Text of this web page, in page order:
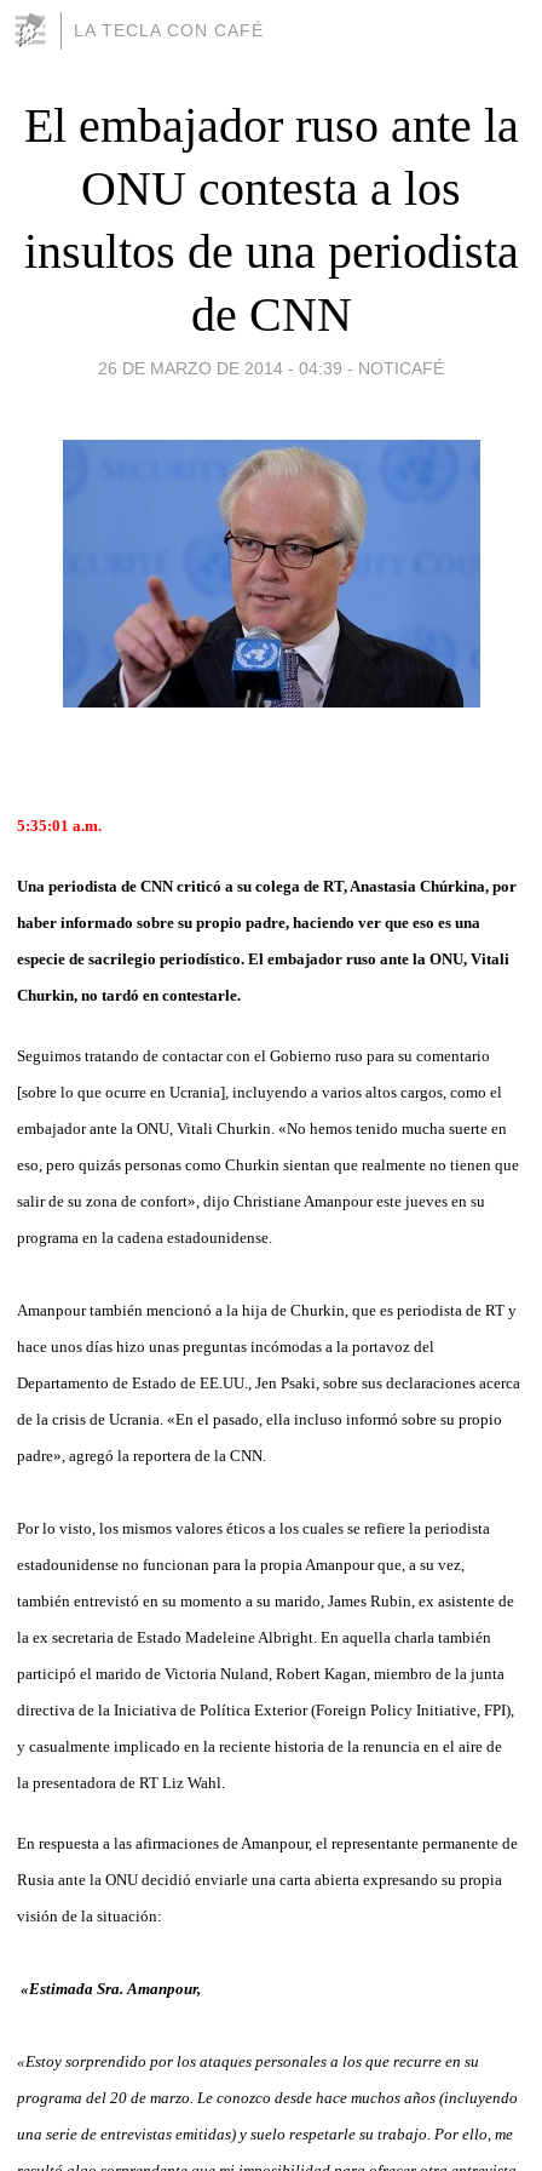
LA TECLA CON CAFÉ
El embajador ruso ante la
ONU contesta a los
insultos de una periodista
de CNN
26 DE MARZO DE 2014 - 04:39 - NOTICAFÉ
5:35:01 a.m.
Una periodista de CNN criticó a su colega de RT, Anastasia Chúrkina, por
haber informado sobre su propio padre, haciendo ver que eso es una
especie de sacrilegio periodístico. El embajador ruso ante la ONU, Vitali
Churkin, no tardó en contestarle.
Seguimos tratando de contactar con el Gobierno ruso para su comentario
[sobre lo que ocurre en Ucrania], incluyendo a varios altos cargos, como el
embajador ante la ONU, Vitali Churkin. «No hemos tenido mucha suerte en
eso, pero quizás personas como Churkin sientan que realmente no tienen que
salir de su zona de confort», dijo Christiane Amanpour este jueves en su
programa en la cadena estadounidense.
Amanpour también mencionó a la hija de Churkin, que es periodista de RT y
hace unos días hizo unas preguntas incómodas a la portavoz del
Departamento de Estado de EE.UU., Jen Psaki, sobre sus declaraciones acerca
de la crisis de Ucrania. «En el pasado, ella incluso informó sobre su propio
padre», agregó la reportera de la CNN.
Por lo visto, los mismos valores éticos a los cuales se refiere la periodista
estadounidense no funcionan para la propia Amanpour que, a su vez,
también entrevistó en su momento a su marido, James Rubin, ex asistente de
la ex secretaria de Estado Madeleine Albright. En aquella charla también
participó el marido de Victoria Nuland, Robert Kagan, miembro de la junta
directiva de la Iniciativa de Política Exterior (Foreign Policy Initiative, FPI),
y casualmente implicado en la reciente historia de la renuncia en el aire de
la presentadora de RT Liz Wahl.
En respuesta a las afirmaciones de Amanpour, el representante permanente de
Rusia ante la ONU decidió enviarle una carta abierta expresando su propia
visión de la situación:
«Estimada Sra. Amanpour,
«Estoy sorprendido por los ataques personales a los que recurre en su
programa del 20 de marzo. Le conozco desde hace muchos años (incluyendo
una serie de entrevistas emitidas) y suelo respetarle su trabajo. Por ello, me